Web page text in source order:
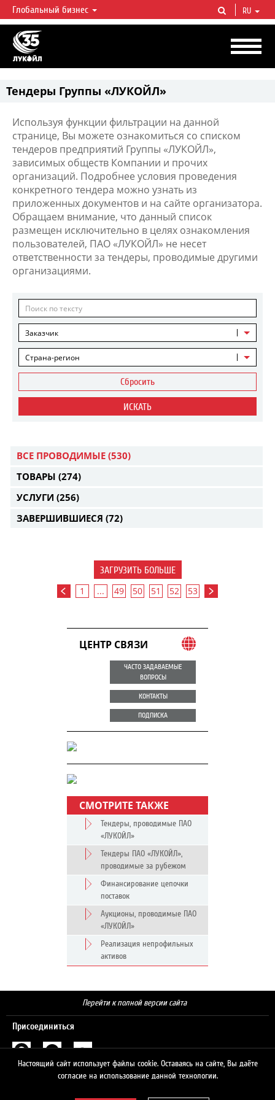
ЛУКОЙЛ СЕГОДНЯ
ЛУКОЙЛ — одна из крупнейших вертикально интегрированных
нефтегазовых компаний в мире, на долю которой приходится более 2%
мировой добычи нефти и около 1% доказанных запасов углеводородов.
Глобальный бизнес RU
Тендеры Группы «ЛУКОЙЛ»
Используя функции фильтрации на данной
странице, Вы можете ознакомиться со списком
тендеров предприятий Группы «ЛУКОЙЛ»,
зависимых обществ Компании и прочих
организаций. Подробнее условия проведения
конкретного тендера можно узнать из
приложенных документов и на сайте организатора.
Обращаем внимание, что данный список
размещен исключительно в целях ознакомления
пользователей, ПАО «ЛУКОЙЛ» не несет
ответственности за тендеры, проводимые другими
организациями.
Заказчик
Страна-регион
Сбросить
ИСКАТЬ
ВСЕ ПРОВОДИМЫЕ (530)
ТОВАРЫ (274)
УСЛУГИ (256)
ЗАВЕРШИВШИЕСЯ (72)
ЗАГРУЗИТЬ БОЛЬШЕ
1 ... 49 50 51 52 53
ЦЕНТР СВЯЗИ
ЧАСТО ЗАДАВАЕМЫЕ
ВОПРОСЫ
КОНТАКТЫ
ПОДПИСКА
СМОТРИТЕ ТАКЖЕ
Тендеры, проводимые ПАО
«ЛУКОЙЛ»
Тендеры ПАО «ЛУКОЙЛ»,
проводимые за рубежом
Финансирование цепочки
поставок
Аукционы, проводимые ПАО
«ЛУКОЙЛ»
Реализация непрофильных
активов
Перейти к полной версии сайта
Присоединиться
Настоящий сайт использует файлы cookie. Оставаясь на сайте, Вы даёте
согласие на использование данной технологии.